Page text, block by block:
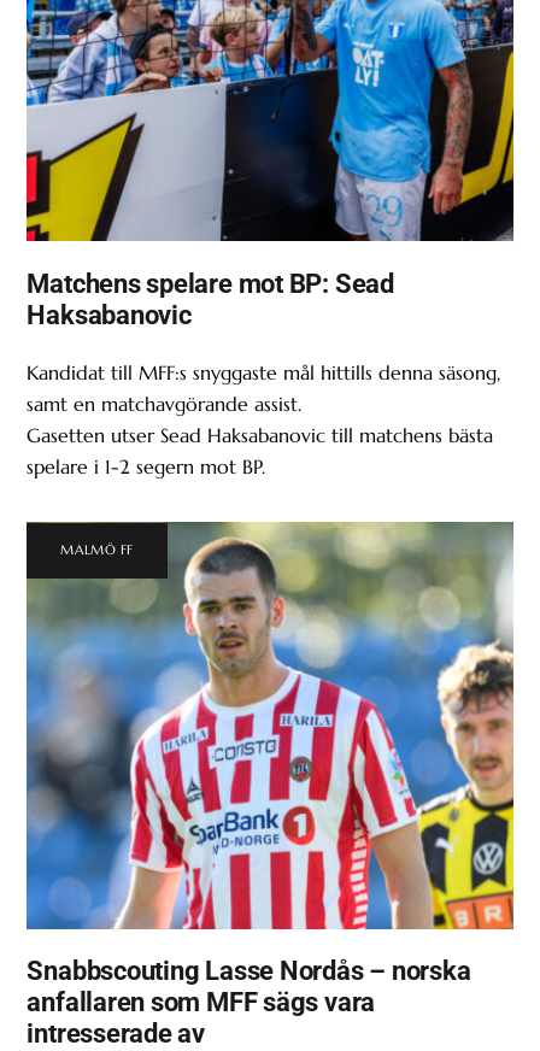
Matchens spelare mot BP: Sead
Haksabanovic
Kandidat till MFF:s snyggaste mål hittills denna säsong,
samt en matchavgörande assist.
Gasetten utser Sead Haksabanovic till matchens bästa
spelare i 1-2 segern mot BP.
MALMÖ FF
Snabbscouting Lasse Nordås – norska
anfallaren som MFF sägs vara
intresserade av